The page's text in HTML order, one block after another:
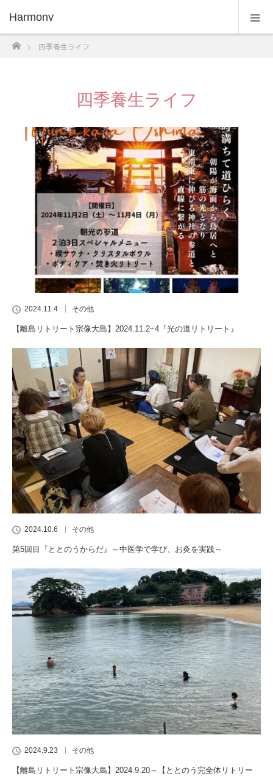
Harmony
ホーム
四季養生ライフ
四季養生ライフ
2024.11.4 その他
【離島リトリート宗像大島】2024.11.2~4『光の道リトリート』
2024.10.6 その他
第5回目『ととのうからだ』～中医学で学び、お灸を実践～
2024.9.23 その他
【離島リトリート宗像大島】2024.9.20～【ととのう完全体リトリー